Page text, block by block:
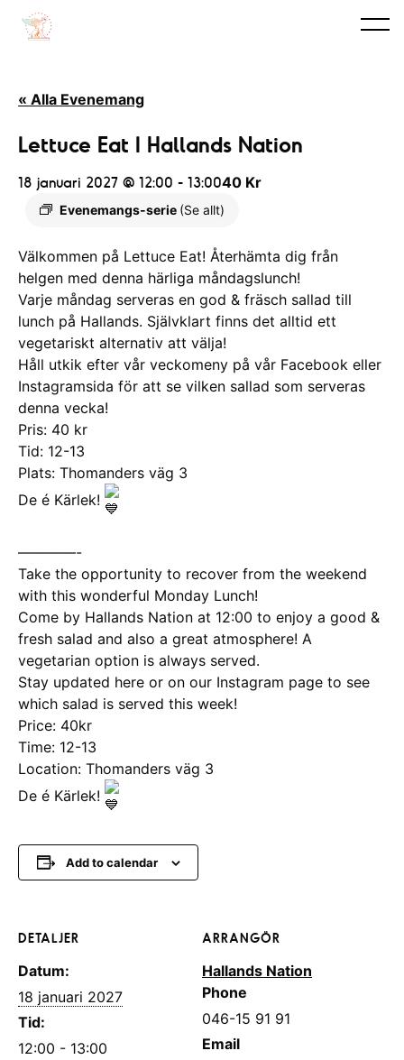
« Alla Evenemang
Lettuce Eat I Hallands Nation
18 januari 2027 @ 12:00 - 13:00
Evenemangs-serie (Se allt)
40 Kr
Välkommen på Lettuce Eat! Återhämta dig från
helgen med denna härliga måndagslunch!
Varje måndag serveras en god & fräsch sallad till
lunch på Hallands. Självklart finns det alltid ett
vegetariskt alternativ att välja!
Håll utkik efter vår veckomeny på vår Facebook eller
Instagramsida för att se vilken sallad som serveras
denna vecka!
Pris: 40 kr
Tid: 12-13
Plats: Thomanders väg 3
De é Kärlek!
————-
Take the opportunity to recover from the weekend
with this wonderful Monday Lunch!
Come by Hallands Nation at 12:00 to enjoy a good &
fresh salad and also a great atmosphere! A
vegetarian option is always served.
Stay updated here or on our Instagram page to see
which salad is served this week!
Price: 40kr
Time: 12-13
Location: Thomanders väg 3
De é Kärlek!
Add to calendar
DETALJER
Datum:
18 januari 2027
Tid:
12:00 - 13:00
ARRANGÖR
Hallands Nation
Phone
046-15 91 91
Email